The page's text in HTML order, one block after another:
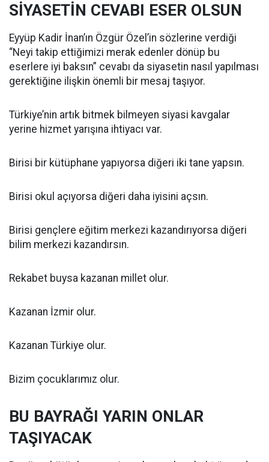
SİYASETİN CEVABI ESER OLSUN
Eyyüp Kadir İnan’ın Özgür Özel’in sözlerine verdiği
“Neyi takip ettiğimizi merak edenler dönüp bu
eserlere iyi baksın” cevabı da siyasetin nasıl yapılması
gerektiğine ilişkin önemli bir mesaj taşıyor.
Türkiye’nin artık bitmek bilmeyen siyasi kavgalar
yerine hizmet yarışına ihtiyacı var.
Birisi bir kütüphane yapıyorsa diğeri iki tane yapsın.
Birisi okul açıyorsa diğeri daha iyisini açsın.
Birisi gençlere eğitim merkezi kazandırıyorsa diğeri
bilim merkezi kazandırsın.
Rekabet buysa kazanan millet olur.
Kazanan İzmir olur.
Kazanan Türkiye olur.
Bizim çocuklarımız olur.
BU BAYRAĞI YARIN ONLAR
TAŞIYACAK